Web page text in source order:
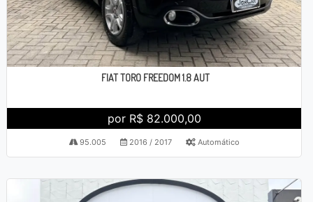
FIAT TORO FREEDOM 1.8 AUT
por R$ 82.000,00
95.005 2016 / 2017 Automático